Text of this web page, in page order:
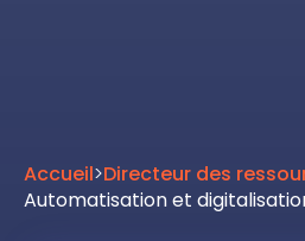
Accueil>Directeur des
Automatisation et